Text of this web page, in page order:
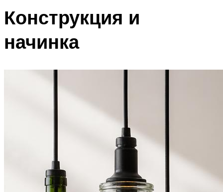
Конструкция и
начинка